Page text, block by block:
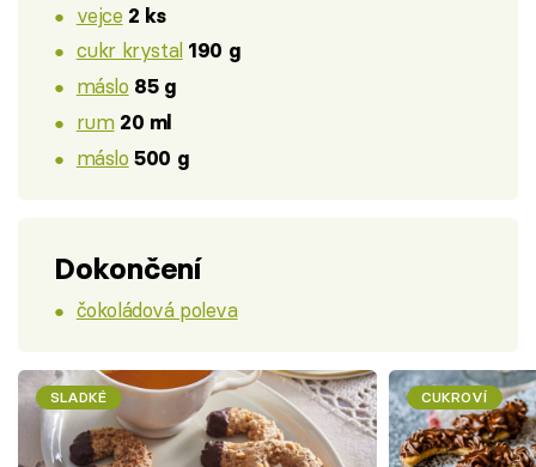
vejce 2 ks
cukr krystal 190 g
máslo 85 g
rum 20 ml
máslo 500 g
Dokončení
čokoládová poleva
SLADKÉ CUKROVÍ